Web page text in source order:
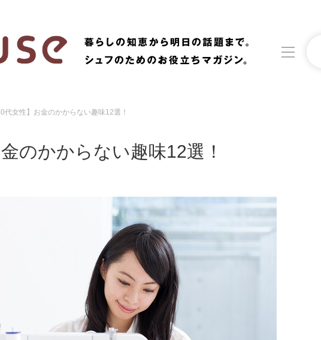
趣味 食材辞典
代女性】お金のかからない趣味12選！
のかからない趣味12選！